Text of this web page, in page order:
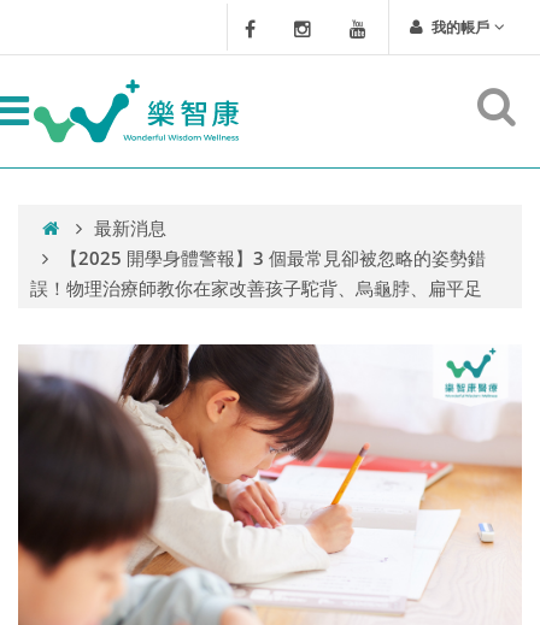
我的帳戶
最新消息
【2025 開學身體警報】3 個最常見卻被忽略的姿勢錯
誤！物理治療師教你在家改善孩子駝背、烏龜脖、扁平足